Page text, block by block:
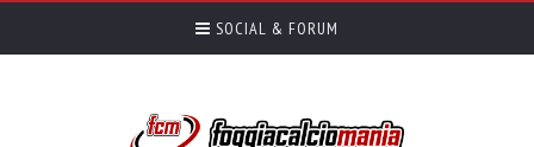
SOCIAL & FORUM